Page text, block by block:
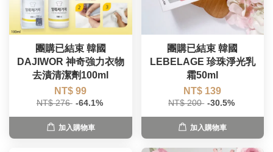
團購已結束 韓國
DAJIWOR 神奇強力衣物
去漬清潔劑100ml
NT$ 99
NT$ 276 -64.1%
加入購物車
團購已結束 韓國
LEBELAGE 珍珠淨光乳
霜50ml
NT$ 139
NT$ 200 -30.5%
加入購物車